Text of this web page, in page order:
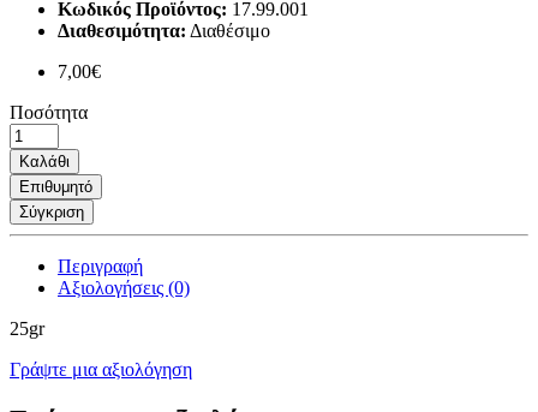
Κωδικός Προϊόντος: 17.99.001
Διαθεσιμότητα: Διαθέσιμο
7,00€
Ποσότητα
Καλάθι
Επιθυμητό
Σύγκριση
Περιγραφή
Αξιολογήσεις (0)
25gr
Γράψτε μια αξιολόγηση